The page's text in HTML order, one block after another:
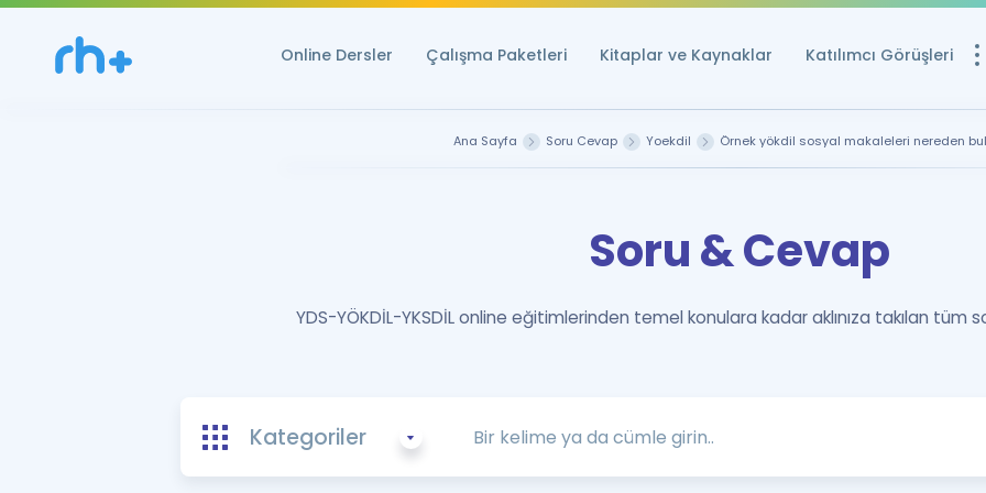
Online Dersler Çalışma Paketleri Kitaplar ve Kaynaklar Katılımcı Görüşleri
Ücretsiz
YDS ve YÖKDİL
YDS ve YÖKDİL
Tüm ÖSYM
Ana Sayfa Soru Cevap Yoekdil Örnek yökdil sosyal makaleleri nereden
Soru & Cevap
YDS-YÖKDİL-YKSDİL online eğitimlerinden temel konulara kadar aklınıza takılan tüm
Kategoriler